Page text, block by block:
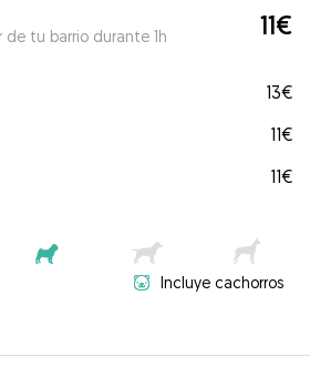
de tu barrio durante 1h 11€
13€
11€
11€
Incluye cachorros